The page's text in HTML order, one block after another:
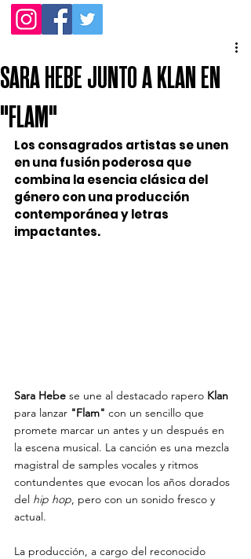
SARA HEBE JUNTO A KLAN EN
"FLAM"
Los consagrados artistas se unen
en una fusión poderosa que
combina la esencia clásica del
género con una producción
contemporánea y letras
impactantes.
Sara Hebe se une al destacado rapero Klan
para lanzar "Flam" con un sencillo que
promete marcar un antes y un después en
la escena musical. La canción es una mezcla
magistral de samples vocales y ritmos
contundentes que evocan los años dorados
del hip hop, pero con un sonido fresco y
actual.
La producción, a cargo del reconocido